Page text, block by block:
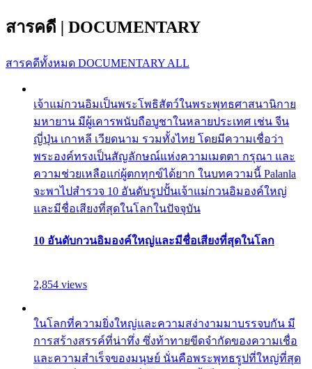
สารคดี | DOCUMENTARY
สารคดีทั้งหมด DOCUMENTARY ALL
เจ้าแม่กวนอิมเป็นพระโพธิสัตว์ในพระพุทธศาสนานิกาย
มหายาน มีผู้เคารพนับถือบูชาในหลายประเทศ เช่น จีน
ญี่ปุ่น เกาหลี เวียดนาม รวมทั้งไทย โดยมีความเชื่อว่า
พระองค์ทรงเป็นสัญลักษณ์แห่งความเมตตา กรุณา และ
ความช่วยเหลือแก่ผู้ตกทุกข์ได้ยาก ในบทความนี้ Palanla
จะพาไปสำรวจ 10 อันดับรูปปั้นเจ้าแม่กวนอิมองค์ใหญ่
และมีชื่อเสียงที่สุดในโลกในปัจจุบัน
10 อันดับกวนอิมองค์ใหญ่และมีชื่อเสียงที่สุดในโลก
2,854 views
ในโลกที่ความยิ่งใหญ่และความสง่างามมาบรรจบกัน มี
การสร้างสรรค์ที่น่าทึ่ง ซึ่งท้าทายขีดจำกัดของความเชื่อ
และความสำเร็จของมนุษย์ นั่นคือพระพุทธรูปที่ใหญ่ที่สุด